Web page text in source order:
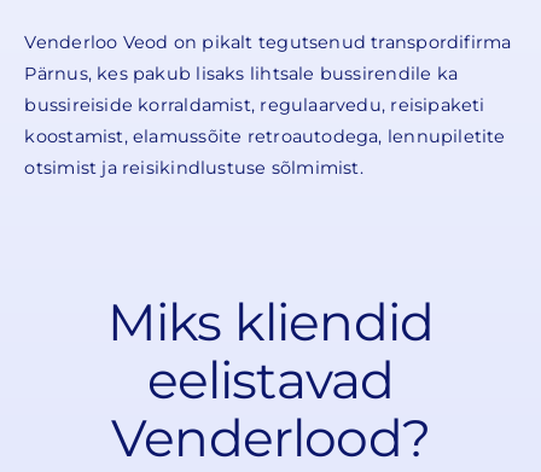
Venderloo Veod on pikalt tegutsenud transpordifirma
Pärnus, kes pakub lisaks lihtsale bussirendile ka
bussireiside korraldamist, regulaarvedu, reisipaketi
koostamist, elamussõite retroautodega, lennupiletite
otsimist ja reisikindlustuse sõlmimist.
Miks kliendid
eelistavad
Venderlood?